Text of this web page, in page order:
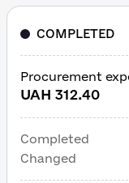
COMPLETED
Procurement
UAH 312.40
Completed
Changed